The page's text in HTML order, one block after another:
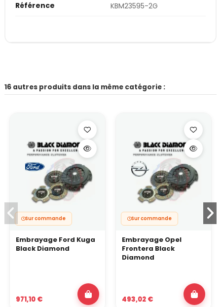
Référence KBM23595-2G
16 autres produits dans la même catégorie :
Sur commande
Embrayage Ford Kuga
Black Diamond
971,10 €
Sur commande
Embrayage Opel
Frontera Black
Diamond
493,02 €